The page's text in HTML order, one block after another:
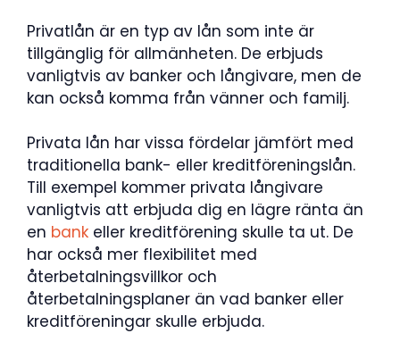
Privatlån är en typ av lån som inte är
tillgänglig för allmänheten. De erbjuds
vanligtvis av banker och långivare, men de
kan också komma från vänner och familj.
Privata lån har vissa fördelar jämfört med
traditionella bank- eller kreditföreningslån.
Till exempel kommer privata långivare
vanligtvis att erbjuda dig en lägre ränta än
en bank eller kreditförening skulle ta ut. De
har också mer flexibilitet med
återbetalningsvillkor och
återbetalningsplaner än vad banker eller
kreditföreningar skulle erbjuda.